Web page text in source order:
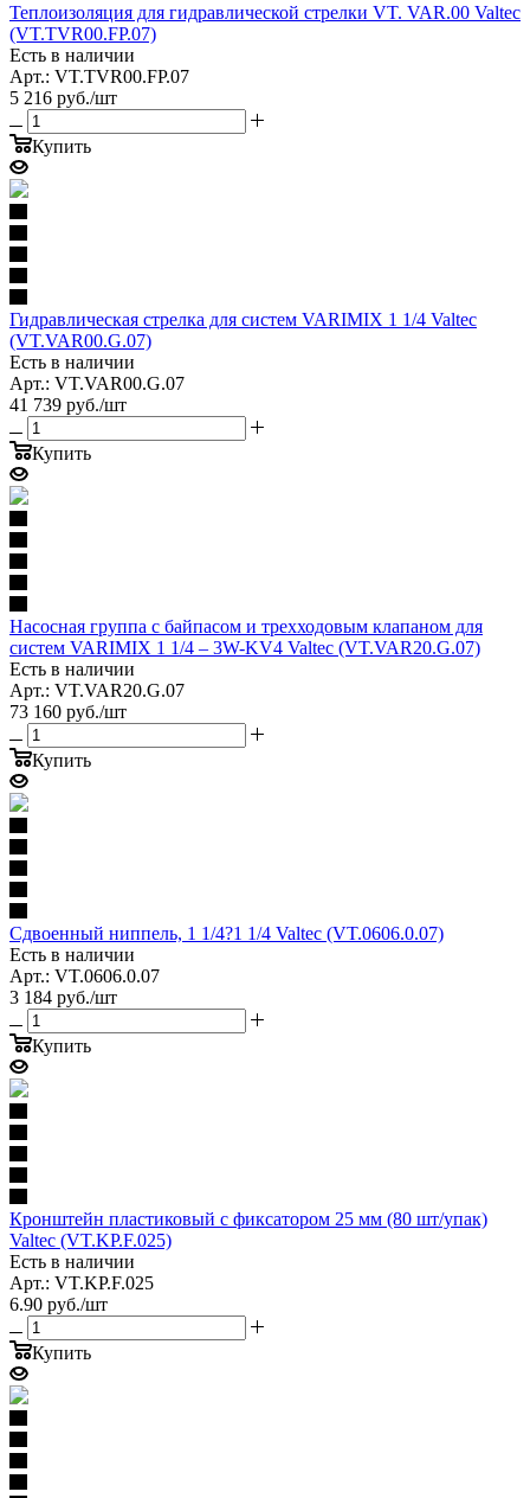
Теплоизоляция для гидравлической стрелки VT. VAR.00 Valtec
(VT.TVR00.FP.07)
Есть в наличии
Арт.: VT.TVR00.FP.07
5 216 руб./шт
Купить
Гидравлическая стрелка для систем VARIMIX 1 1/4 Valtec
(VT.VAR00.G.07)
Есть в наличии
Арт.: VT.VAR00.G.07
41 739 руб./шт
Купить
Насосная группа с байпасом и трехходовым клапаном для
систем VARIMIX 1 1/4 – 3W-KV4 Valtec (VT.VAR20.G.07)
Есть в наличии
Арт.: VT.VAR20.G.07
73 160 руб./шт
Купить
Сдвоенный ниппель, 1 1/4?1 1/4 Valtec (VT.0606.0.07)
Есть в наличии
Арт.: VT.0606.0.07
3 184 руб./шт
Купить
Кронштейн пластиковый c фиксатором 25 мм (80 шт/упак)
Valtec (VT.KP.F.025)
Есть в наличии
Арт.: VT.KP.F.025
6.90 руб./шт
Купить